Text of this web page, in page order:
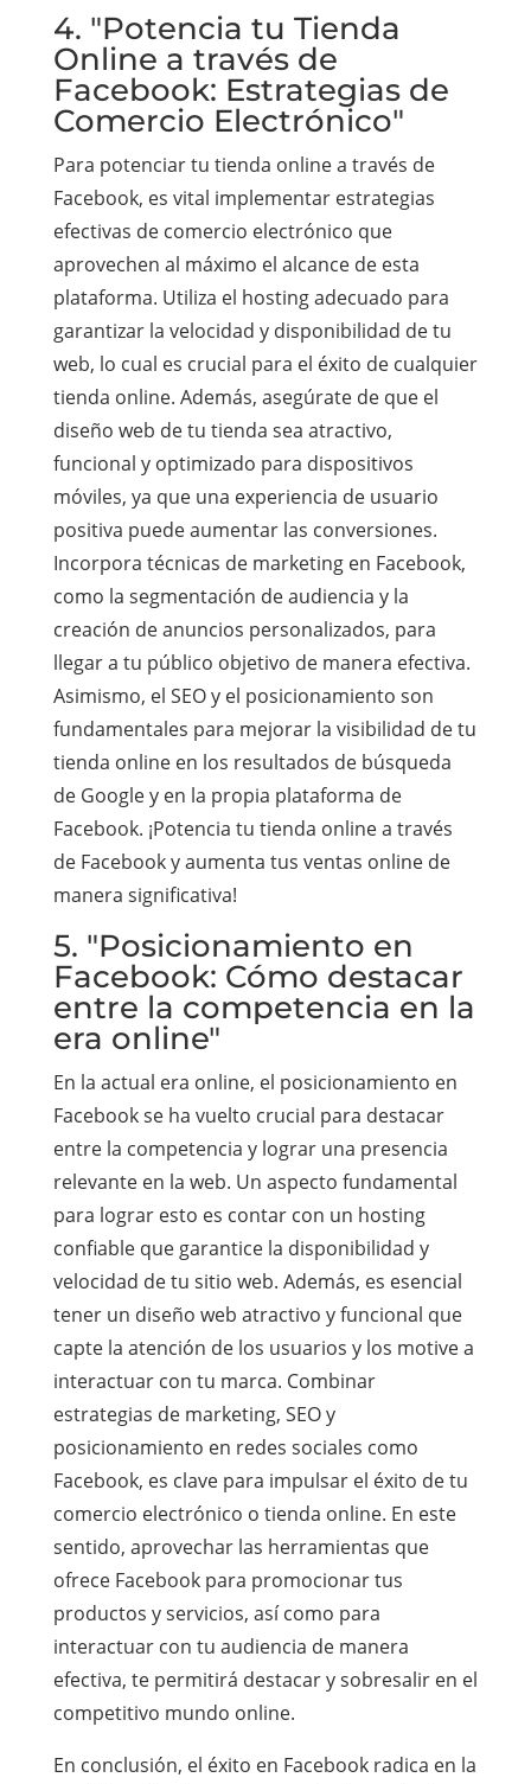
4. "Potencia tu Tienda
Online a través de
Facebook: Estrategias de
Comercio Electrónico"
Para potenciar tu tienda online a través de
Facebook, es vital implementar estrategias
efectivas de comercio electrónico que
aprovechen al máximo el alcance de esta
plataforma. Utiliza el hosting adecuado para
garantizar la velocidad y disponibilidad de tu
web, lo cual es crucial para el éxito de cualquier
tienda online. Además, asegúrate de que el
diseño web de tu tienda sea atractivo,
funcional y optimizado para dispositivos
móviles, ya que una experiencia de usuario
positiva puede aumentar las conversiones.
Incorpora técnicas de marketing en Facebook,
como la segmentación de audiencia y la
creación de anuncios personalizados, para
llegar a tu público objetivo de manera efectiva.
Asimismo, el SEO y el posicionamiento son
fundamentales para mejorar la visibilidad de tu
tienda online en los resultados de búsqueda
de Google y en la propia plataforma de
Facebook. ¡Potencia tu tienda online a través
de Facebook y aumenta tus ventas online de
manera significativa!
5. "Posicionamiento en
Facebook: Cómo destacar
entre la competencia en la
era online"
En la actual era online, el posicionamiento en
Facebook se ha vuelto crucial para destacar
entre la competencia y lograr una presencia
relevante en la web. Un aspecto fundamental
para lograr esto es contar con un hosting
confiable que garantice la disponibilidad y
velocidad de tu sitio web. Además, es esencial
tener un diseño web atractivo y funcional que
capte la atención de los usuarios y los motive a
interactuar con tu marca. Combinar
estrategias de marketing, SEO y
posicionamiento en redes sociales como
Facebook, es clave para impulsar el éxito de tu
comercio electrónico o tienda online. En este
sentido, aprovechar las herramientas que
ofrece Facebook para promocionar tus
productos y servicios, así como para
interactuar con tu audiencia de manera
efectiva, te permitirá destacar y sobresalir en el
competitivo mundo online.
En conclusión, el éxito en Facebook radica en la